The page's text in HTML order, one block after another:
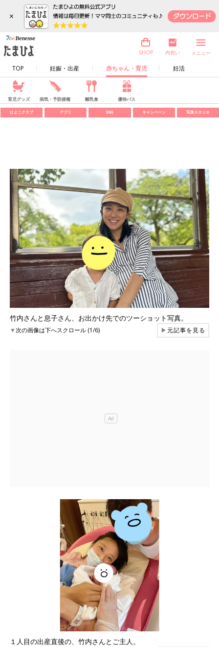
×
TOP 妊娠・出産 赤ちゃん・育児 妊活
SHOP 内祝い メニュー
育児グッズ 病気・予防接種 離乳食 優待パス
ひよこクラブ アプリ SNS キャンペーン 写真スタジオ
竹内さんと息子さん、お出かけ先でのツーショット写真。
▼次の画像は下へスクロール (1/6) ▶元記事を見る
１人目の出産直後の、竹内さんとご主人。